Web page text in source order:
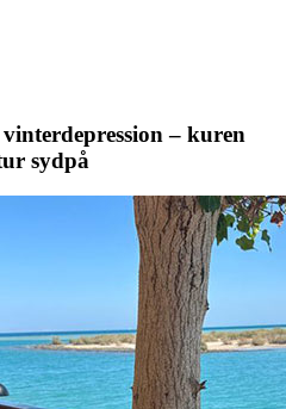
– kuren
sydpå